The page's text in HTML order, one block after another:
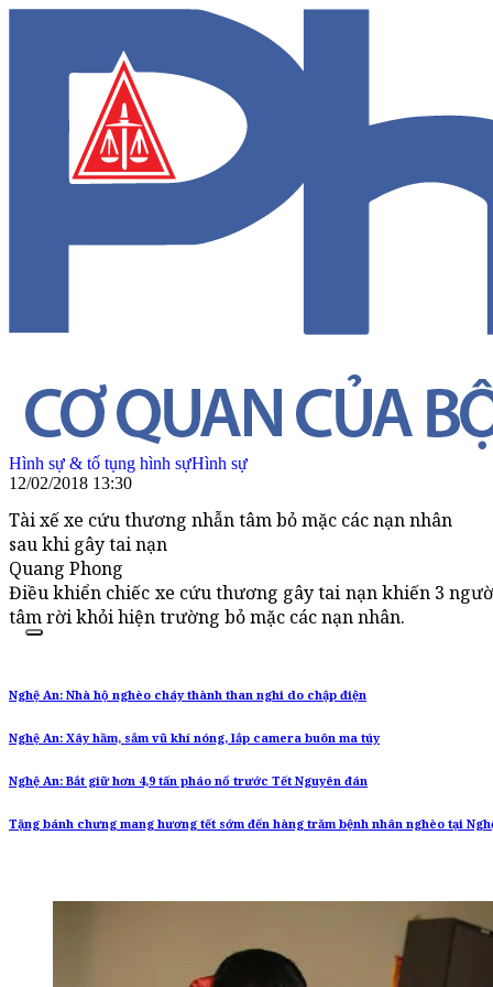
Hình sự & tố tụng hình sựHình sự
12/02/2018 13:30
Tài xế xe cứu thương nhẫn tâm bỏ mặc các nạn nhân
sau khi gây tai nạn
Quang Phong
Điều khiển chiếc xe cứu thương gây tai nạn khiến 3
tâm rời khỏi hiện trường bỏ mặc các nạn nhân.
Nghệ An: Nhà hộ nghèo cháy thành than nghi do chập điện
Nghệ An: Xây hầm, sắm vũ khí nóng, lắp camera buôn ma túy
Nghệ An: Bắt giữ hơn 4,9 tấn pháo nổ trước Tết Nguyên đán
Tặng bánh chưng mang hương tết sớm đến hàng trăm bệnh nhân nghèo tại